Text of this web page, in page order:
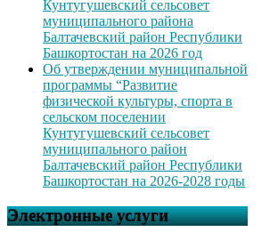
Кунтугушевский сельсовет
муниципального района
Балтачевский район Республики
Башкортостан на 2026 год
Об утверждении муниципальной
программы “Развитие
физической культуры, спорта в
сельском поселении
Кунтугушевский сельсовет
муниципального район
Балтачевский район Республики
Башкортостан на 2026-2028 годы
Электронные услуги